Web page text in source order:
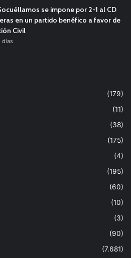
se impone por 2-1 al CD
en un partido benéfico a favor de
Civil
días
(179)
(11)
(38)
(175)
(4)
(195)
(60)
(10)
(3)
(90)
(7.681)